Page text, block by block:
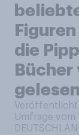
die
Veröffentlicht
Umfrage vom